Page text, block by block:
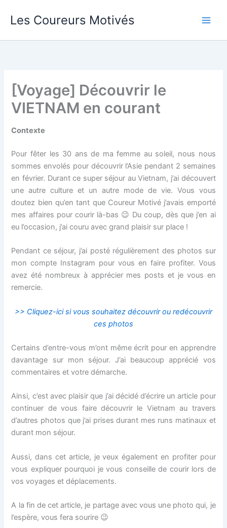
Les Coureurs Motivés
[Voyage] Découvrir le
VIETNAM en courant
Contexte
Pour fêter les 30 ans de ma femme au soleil, nous nous
sommes envolés pour découvrir l’Asie pendant 2 semaines
en février. Durant ce super séjour au Vietnam, j’ai découvert
une autre culture et un autre mode de vie. Vous vous
doutez bien qu’en tant que Coureur Motivé j’avais emporté
mes affaires pour courir là-bas 😉 Du coup, dès que j’en ai
eu l’occasion, j’ai couru avec grand plaisir sur place !
Pendant ce séjour, j’ai posté régulièrement des photos sur
mon compte Instagram pour vous en faire profiter. Vous
avez été nombreux à apprécier mes posts et je vous en
remercie.
>> Cliquez-ici si vous souhaitez découvrir ou redécouvrir
ces photos
Certains d’entre-vous m’ont même écrit pour en apprendre
davantage sur mon séjour. J’ai beaucoup apprécié vos
commentaires et votre démarche.
Ainsi, c’est avec plaisir que j’ai décidé d’écrire un article pour
continuer de vous faire découvrir le Vietnam au travers
d’autres photos que j’ai prises durant mes runs matinaux et
durant mon séjour.
Aussi, dans cet article, je veux également en profiter pour
vous expliquer pourquoi je vous conseille de courir lors de
vos voyages et déplacements.
A la fin de cet article, je partage avec vous une photo qui, je
l’espère, vous fera sourire 😉